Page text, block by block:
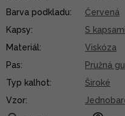
Barva podkladu:
Červená
Kapsy:
S kapsami
Materiál:
Viskóza
Pas:
Pružná
Typ kalhot:
Široké
Vzor: